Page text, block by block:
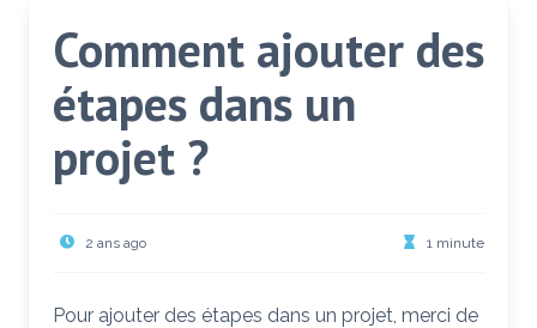
Comment ajouter des
étapes dans un
projet ?
2 ans ago 1 minute
Pour ajouter des étapes dans un projet, merci de